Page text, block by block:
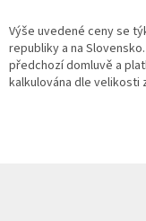
Výše uvedené ceny se
republiky a na
předchozí domluvě a
kalkulována dle velikosti